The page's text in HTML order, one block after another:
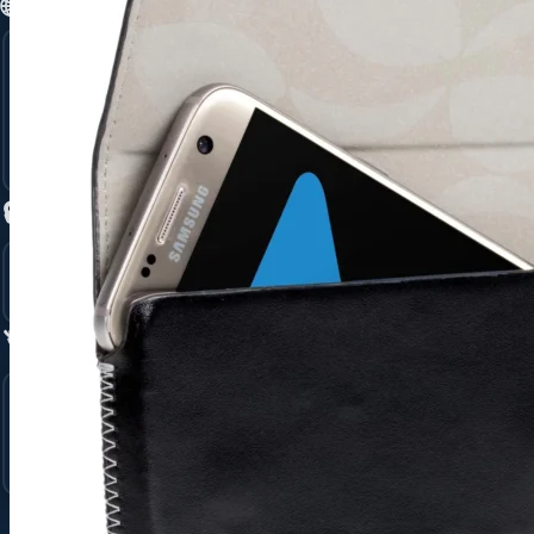
Glasvezel Internet
5G voor bedrijven
Tijdelijk Internet via 4G/5G
Unlimited 5G Back-UP
🔒 Beveiliging →
Ajax Alarmsysteem
Camera Beveiliging
🏷️ Merken →
Apple
Samsung
Jabra
🏢 Totaaloplossing